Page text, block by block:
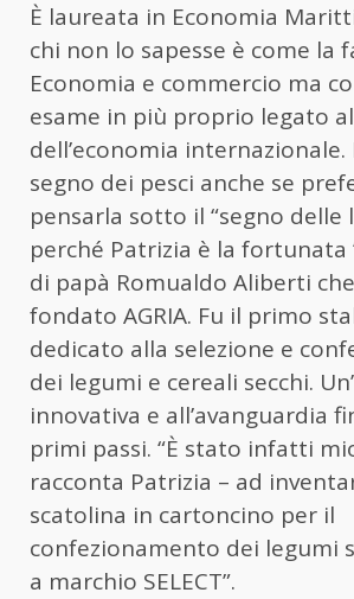
È laureata in Economia
chi non lo sapesse è come la
Economia e commercio ma
esame in più proprio legato
dell’economia
segno dei pesci anche se
pensarla sotto il “segno delle
perché Patrizia è la fortunata
di papà Romualdo Aliberti
fondato AGRIA. Fu il primo
dedicato alla selezione e
dei legumi e cereali secchi.
innovativa e all’avanguardia
primi passi. “È stato infatti
racconta Patrizia – ad
scatolina in cartoncino per il
confezionamento dei legumi
a marchio SELECT”.